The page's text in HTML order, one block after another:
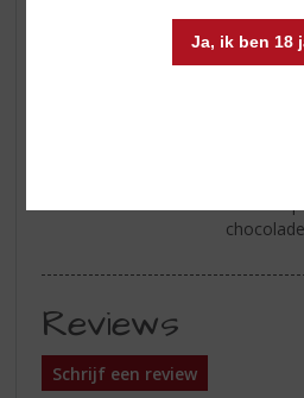
Ja, ik ben 18
en
Reviews
Schrijf een review